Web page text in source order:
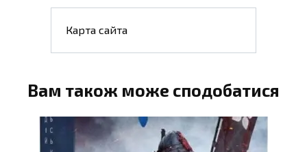
Карта сайта
Вам також може сподобатися